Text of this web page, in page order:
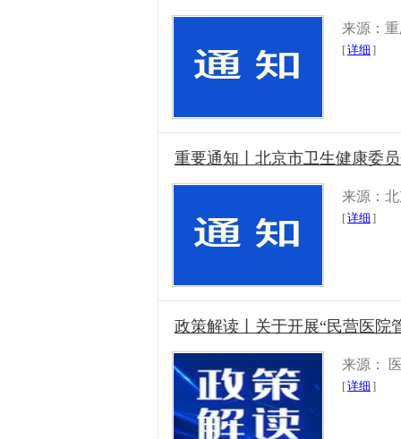
来源：
[详细 ]
重要通知丨北京市卫生健康委
来源：
[详细 ]
政策解读丨关于开展“民营医院
来源：
[详细 ]